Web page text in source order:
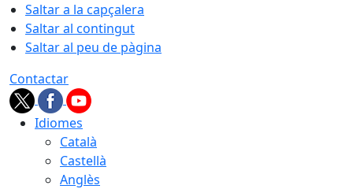
Saltar a la capçalera
Saltar al contingut
Saltar al peu de pàgina
Contactar
Idiomes
Català
Castellà
Anglès